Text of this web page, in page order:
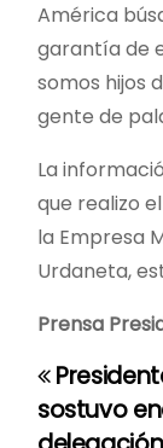
América
garantía de
somos hijos
gente de
La
que realizo
la Empresa
Urdaneta,
Prensa
N
a
sostuvo